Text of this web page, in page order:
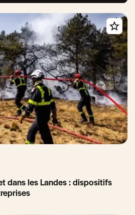
dans les Landes : dispositifs